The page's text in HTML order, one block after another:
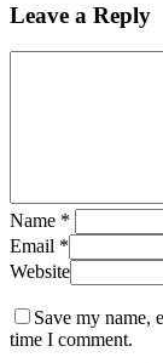
Leave a Reply
Name *
Email *
Website
Save my name,
time I comment.